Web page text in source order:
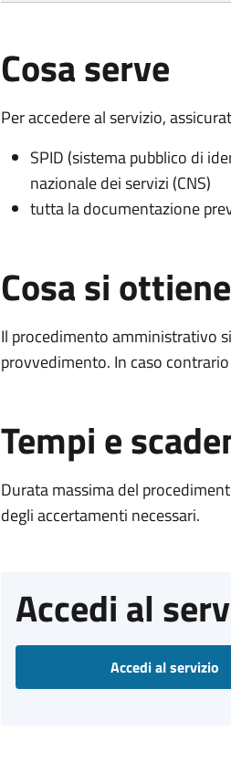
Cosa serve
Per accedere al servizio,
SPID (sistema pubblico di
nazionale dei servizi (CNS)
tutta la documentazione
Cosa si ottiene
Il procedimento amministrativo
provvedimento. In caso
Tempi e
Durata massima del
degli accertamenti necessari.
Accedi al
Accedi al servizio